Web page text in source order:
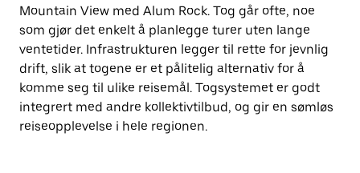
Mountain View med Alum Rock. Tog går ofte, noe
som gjør det enkelt å planlegge turer uten lange
ventetider. Infrastrukturen legger til rette for jevnlig
drift, slik at togene er et pålitelig alternativ for å
komme seg til ulike reisemål. Togsystemet er godt
integrert med andre kollektivtilbud, og gir en sømløs
reiseopplevelse i hele regionen.